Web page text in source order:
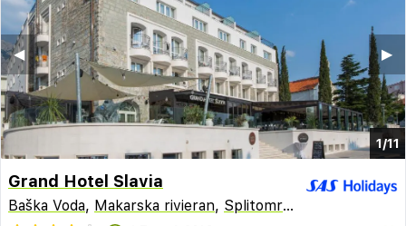
1/11
▶︎
◀︎
Grand Hotel Slavia
Baška Voda, Makarska rivieran, Splitområdet